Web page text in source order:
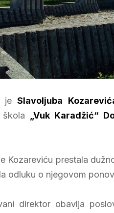
jeSlavoljuba
škola
„Vuk Karadžić“
Kozareviću prestala
odluku o njegovom
direktor obavlja